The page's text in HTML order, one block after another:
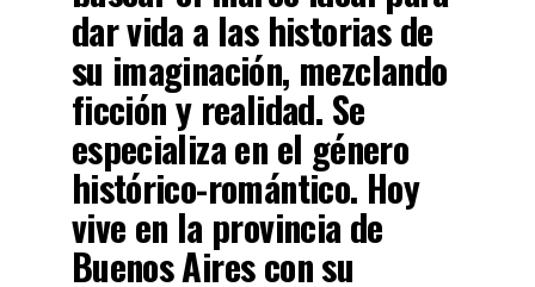
dar vida a las historias de
su imaginación, mezclando
ficción y realidad. Se
especializa en el género
histórico-romántico. Hoy
vive en la provincia de
Buenos Aires con su